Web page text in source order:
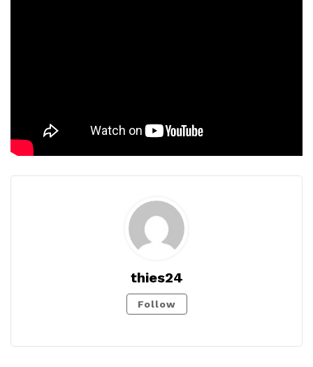
thies24
Follow